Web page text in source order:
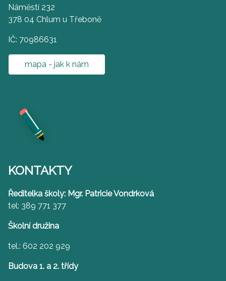
Náměstí 232
378 04 Chlum u Třeboně
IČ: 70986631
mapa - jak k nám
KONTAKTY
Ředitelka školy: Mgr. Patricie Vondrková
tel: 389 771 377
Školní družina
tel.: 602 202 929
Budova 1. a 2. třídy